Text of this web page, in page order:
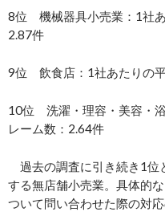
8位 機械器具小売業：1社
2.87件
9位 飲食店：1社あたりの
10位 洗濯・理容・美容・
レーム数：2.64件
過去の調査に引き続き1位
する無店舗小売業。具体的
ついて問い合わせた際の対